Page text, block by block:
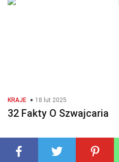
KRAJE 18 lut 2025
32 Fakty O Szwajcaria